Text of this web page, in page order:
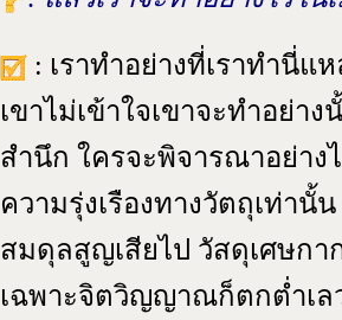
: เราทำอย่างที่เราทำนี่แ
เขาไม่เข้าใจเขาจะทำอย่า
สำนึก ใครจะพิจารณาอย่าง
ความรุ่งเรืองทางวัตถุเท่า
สมดุลสูญเสียไป วัสดุเศษก
เฉพาะจิตวิญญาณก็ตกต่ำเล